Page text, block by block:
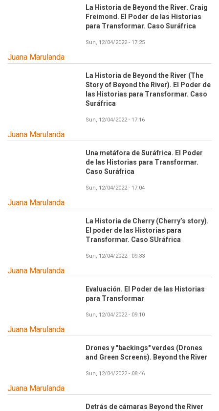
La Historia de Beyond the River. Craig
Freimond. El Poder de las Historias
para Transformar. Caso Suráfrica
Sun, 12/04/2022 - 17:25
Juana Marulanda
La Historia de Beyond the River (The
Story of Beyond the River). El Poder de
las Historias para Transformar. Caso
Suráfrica
Sun, 12/04/2022 - 17:16
Juana Marulanda
Una metáfora de Suráfrica. El Poder
de las Historias para Transformar.
Caso Suráfrica
Sun, 12/04/2022 - 17:04
Juana Marulanda
La Historia de Cherry (Cherry’s story).
El poder de las Historias para
Transformar. Caso SUráfrica
Sun, 12/04/2022 - 09:33
Juana Marulanda
Evaluación. El Poder de las Historias
para Transformar
Sun, 12/04/2022 - 09:10
Juana Marulanda
Drones y "backings" verdes (Drones
and Green Screens). Beyond the River
Sun, 12/04/2022 - 08:46
Juana Marulanda
Detrás de cámaras Beyond the River